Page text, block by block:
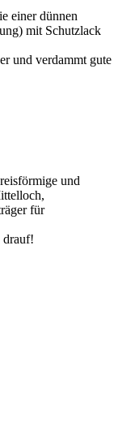
einer dünnen
mit Schutzlack
und verdammt gute
und
für
drauf!